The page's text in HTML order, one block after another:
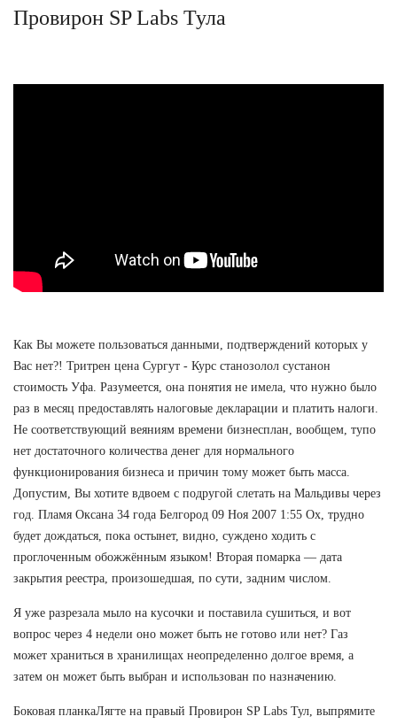
Провирон SP Labs Тула
Как Вы можете пользоваться данными, подтверждений которых у
Вас нет?! Тритрен цена Сургут - Курс станозолол сустанон
стоимость Уфа. Разумеется, она понятия не имела, что нужно было
раз в месяц предоставлять налоговые декларации и платить налоги.
Не соответствующий веяниям времени бизнесплан, вообщем, тупо
нет достаточного количества денег для нормального
функционирования бизнеса и причин тому может быть масса.
Допустим, Вы хотите вдвоем с подругой слетать на Мальдивы через
год. Пламя Оксана 34 года Белгород 09 Ноя 2007 1:55 Ох, трудно
будет дождаться, пока остынет, видно, суждено ходить с
проглоченным обожжённым языком! Вторая помарка — дата
закрытия реестра, произошедшая, по сути, задним числом.
Я уже разрезала мыло на кусочки и поставила сушиться, и вот
вопрос через 4 недели оно может быть не готово или нет? Газ
может храниться в хранилищах неопределенно долгое время, а
затем он может быть выбран и использован по назначению.
Боковая планкаЛягте на правый Провирон SP Labs Тул, выпрямите